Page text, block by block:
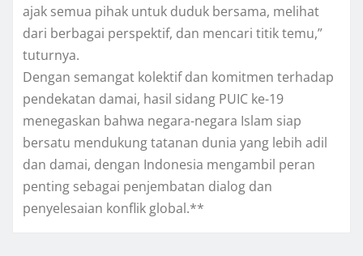
ajak semua pihak untuk duduk bersama, melihat
dari berbagai perspektif, dan mencari titik temu,”
tuturnya.
Dengan semangat kolektif dan komitmen terhadap
pendekatan damai, hasil sidang PUIC ke-19
menegaskan bahwa negara-negara Islam siap
bersatu mendukung tatanan dunia yang lebih adil
dan damai, dengan Indonesia mengambil peran
penting sebagai penjembatan dialog dan
penyelesaian konflik global.**